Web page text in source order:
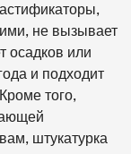
не вызывает
осадков или
и подходит
того,
штукатурка